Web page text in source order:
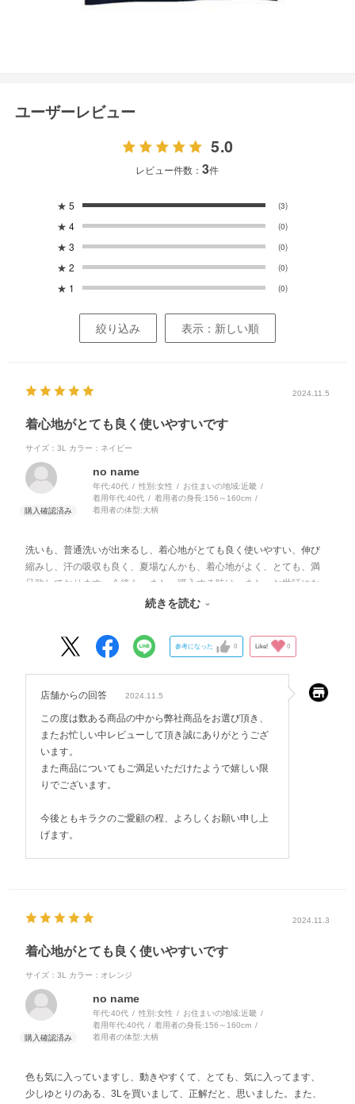
ユーザーレビュー
5.0
レビュー件数：3件
★ 5 (3)
★ 4 (0)
★ 3 (0)
★ 2 (0)
★ 1 (0)
絞り込み 表示：新しい順
2024.11.5
着心地がとても良く使いやすいです
サイズ：3L カラー：ネイビー
no name
年代:40代 性別:女性 お住まいの地域:近畿
着用年代:40代 着用者の身長:156～160cm
着用者の体型:大柄
洗いも、普通洗いが出来るし、着心地がとても良く使いやすい、伸び
縮みし、汗の吸収も良く、夏場なんかも、着心地がよく、とても、満
足致しております。今後も、また、購入する時は、また、お世話にな
ります、宜しくお願いします。続きを読む
参考になった 0 Like! 0
店舗からの回答 2024.11.5
この度は数ある商品の中から弊社商品をお選び頂き、
またお忙しい中レビューして頂き誠にありがとうござ
います。
また商品についてもご満足いただけたようで嬉しい限
りでございます。
今後ともキラクのご愛顧の程、よろしくお願い申し上
げます。
2024.11.3
着心地がとても良く使いやすいです
サイズ：3L カラー：オレンジ
no name
年代:40代 性別:女性 お住まいの地域:近畿
着用年代:40代 着用者の身長:156～160cm
着用者の体型:大柄
色も気に入っていますし、動きやすくて、とても、気に入ってます、
少しゆとりのある、3Lを買いまして、正解だと、思いました。また、